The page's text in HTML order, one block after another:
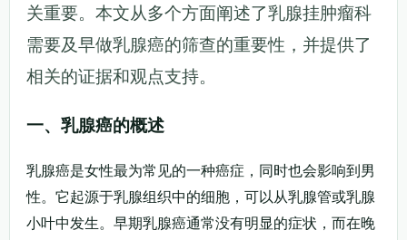
关重要。本文从多个方面阐述了乳腺挂肿瘤科
需要及早做乳腺癌的筛查的重要性，并提供了
相关的证据和观点支持。
一、乳腺癌的概述
乳腺癌是女性最为常见的一种癌症，同时也会影响到男
性。它起源于乳腺组织中的细胞，可以从乳腺管或乳腺
小叶中发生。早期乳腺癌通常没有明显的症状，而在晚